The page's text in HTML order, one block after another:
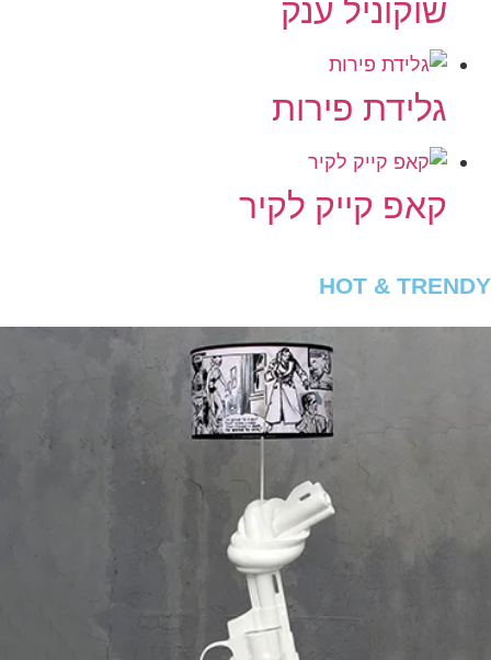
שוקוניל ענק
גלידת פירות
קאפ קייק לקיר
HOT & TRENDY